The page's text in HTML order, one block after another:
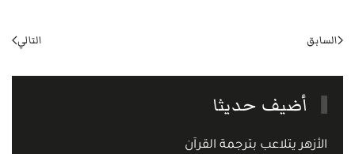
السابق التالي
أضيف حديثا
الأزهر يتلاعب بترجمة القرآن